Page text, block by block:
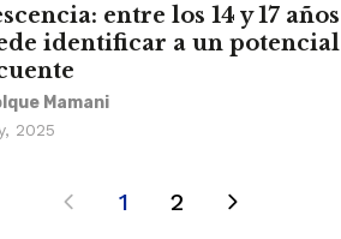
entre los 14 y 17 años
identificar a un potencial
Mamani
2025
1 2